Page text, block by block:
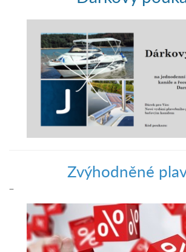
Zvýhodněné
–